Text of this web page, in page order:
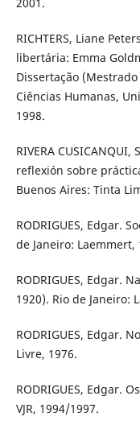
RICHTERS, Liane
libertária: Emma
Dissertação
Ciências Humanas,
1998.
RIVERA
reflexión sobre
Buenos Aires: Tinta
RODRIGUES, Edgar.
de Janeiro: Laemmert,
RODRIGUES, Edgar.
1920). Rio de Janeiro:
RODRIGUES, Edgar.
Livre, 1976.
RODRIGUES, Edgar.
VJR, 1994/1997.